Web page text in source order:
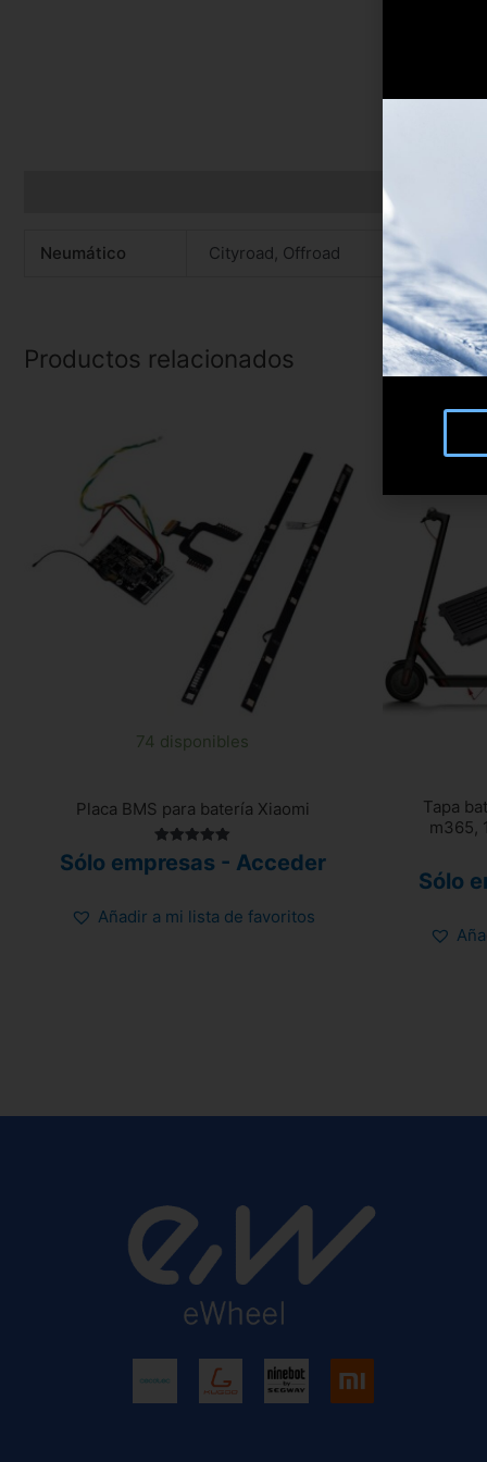
Neumático Cityroad, Offroad
Productos relacionados
74 disponibles
Placa BMS para batería Xiaomi
con
Sólo empresas - Acceder
Añadir a mi lista de favoritos
Tapa
m365,
Sólo